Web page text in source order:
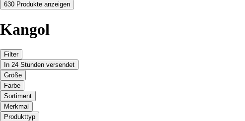
630 Produkte anzeigen
Kangol
Filter
In 24 Stunden versendet
Größe
Farbe
Sortiment
Merkmal
Produkttyp